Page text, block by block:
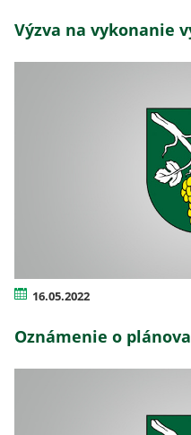
Výzva na vykonanie
16.05.2022
Oznámenie o